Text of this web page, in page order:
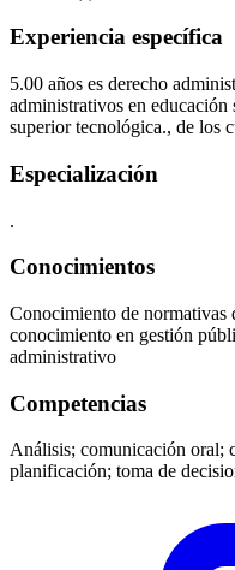
Experiencia específica
5.00 años es derecho
administrativos en educación
superior tecnológica., de los
Especialización
.
Conocimientos
Conocimiento de normativas
conocimiento en gestión
administrativo
Competencias
Análisis; comunicación oral;
planificación; toma de